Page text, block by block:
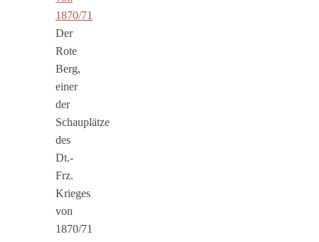
Der
Rote
Berg,
einer
der
Schauplätze
des
Dt.-
Frz.
Krieges
von
1870/71